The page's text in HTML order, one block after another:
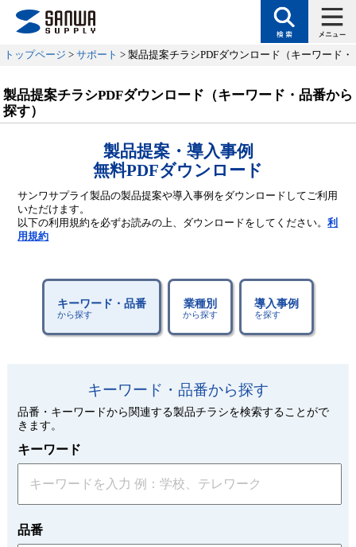
トップページ > サポート > 製品提案チラシPDFダウンロード（キーワード
製品提案チラシPDFダウンロード（キーワード・品番から
探す）
製品提案・導入事例
無料PDFダウンロード
サンワサプライ製品の製品提案や導入事例をダウンロードしてご利用
いただけます。
以下の利用規約を必ずお読みの上、ダウンロードをしてください。利
用規約
キーワード・品番
から探す
業種別
から探す
導入事例
を探す
キーワード・品番から探す
品番・キーワードから関連する製品チラシを検索することがで
きます。
キーワード
品番